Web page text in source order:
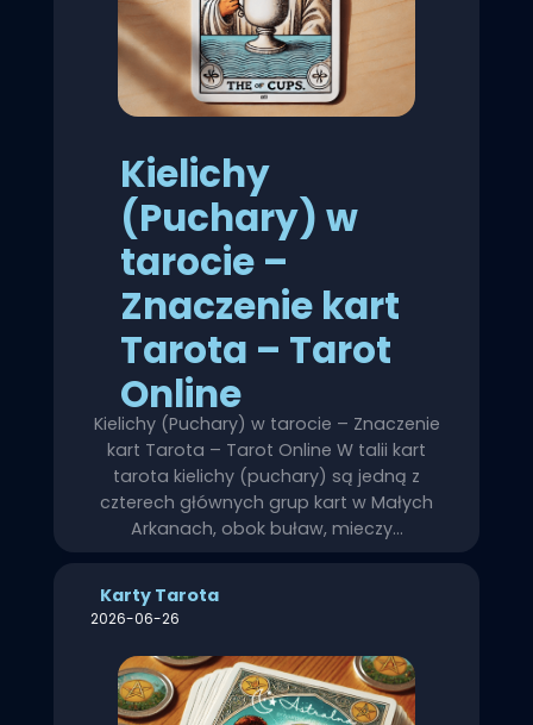
Kielichy
(Puchary) w
tarocie –
Znaczenie kart
Tarota – Tarot
Online
Kielichy (Puchary) w tarocie – Znaczenie
kart Tarota – Tarot Online W talii kart
tarota kielichy (puchary) są jedną z
czterech głównych grup kart w Małych
Arkanach, obok buław, mieczy…
Karty Tarota
2026-06-26